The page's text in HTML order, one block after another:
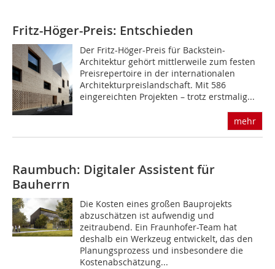
Fritz-Höger-Preis: Entschieden
Der Fritz-Höger-Preis für Backstein-
Architektur gehört mittlerweile zum festen
Preisrepertoire in der internationalen
Architekturpreislandschaft. Mit 586
eingereichten Projekten – trotz erstmalig...
mehr
Raumbuch: Digitaler Assistent für
Bauherrn
Die Kosten eines großen Bauprojekts
abzuschätzen ist aufwendig und
zeitraubend. Ein Fraunhofer-Team hat
deshalb ein Werkzeug entwickelt, das den
Planungsprozess und insbesondere die
Kosten­abschätzung...